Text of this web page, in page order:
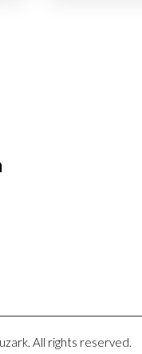
All rights reserved.